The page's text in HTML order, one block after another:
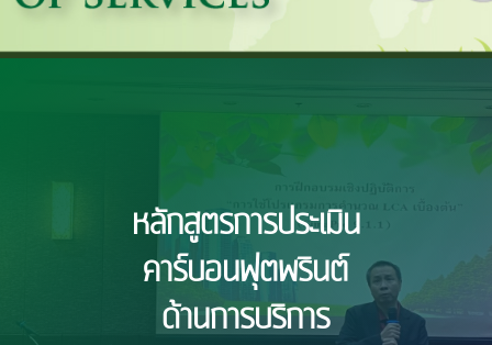
หลักสูตรการประเมิน
คาร์บอนฟุตพรินต์
ด้านการบริการ